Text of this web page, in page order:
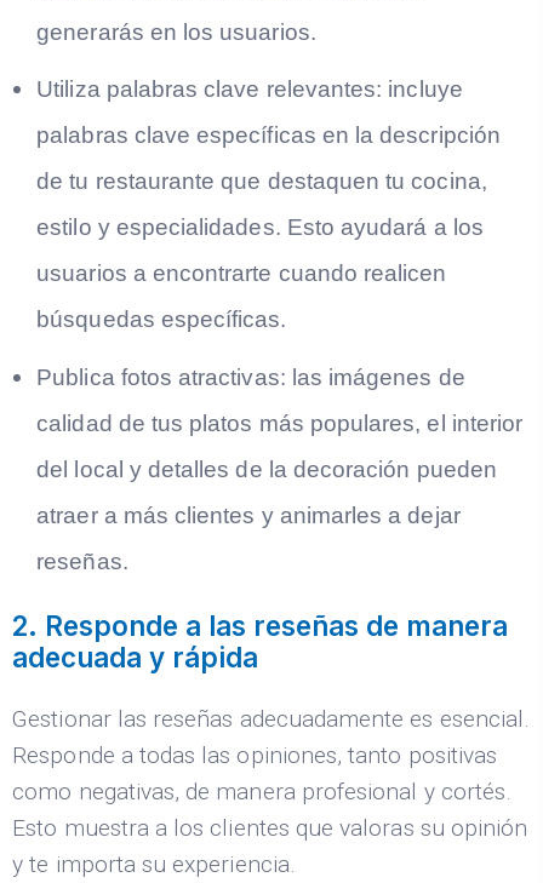
generarás en los usuarios.
Utiliza palabras clave relevantes: incluye
palabras clave específicas en la descripción
de tu restaurante que destaquen tu cocina,
estilo y especialidades. Esto ayudará a los
usuarios a encontrarte cuando realicen
búsquedas específicas.
Publica fotos atractivas: las imágenes de
calidad de tus platos más populares, el interior
del local y detalles de la decoración pueden
atraer a más clientes y animarles a dejar
reseñas.
2. Responde a las reseñas de manera
adecuada y rápida
Gestionar las reseñas adecuadamente es esencial.
Responde a todas las opiniones, tanto positivas
como negativas, de manera profesional y cortés.
Esto muestra a los clientes que valoras su opinión
y te importa su experiencia.